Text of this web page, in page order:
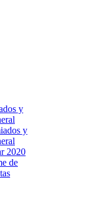
y
y
2020
de